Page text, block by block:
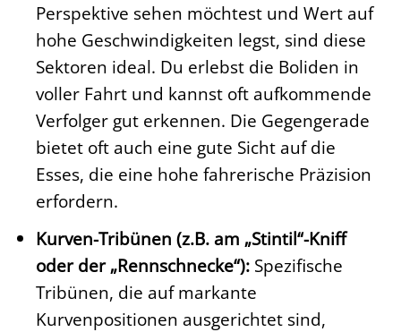
Perspektive sehen möchtest und Wert auf
hohe Geschwindigkeiten legst, sind diese
Sektoren ideal. Du erlebst die Boliden in
voller Fahrt und kannst oft aufkommende
Verfolger gut erkennen. Die Gegengerade
bietet oft auch eine gute Sicht auf die
Esses, die eine hohe fahrerische Präzision
erfordern.
Kurven-Tribünen (z.B. am „Stintil“-Kniff
oder der „Rennschnecke“):Spezifische
Tribünen, die auf markante
Kurvenpositionen ausgerichtet sind,